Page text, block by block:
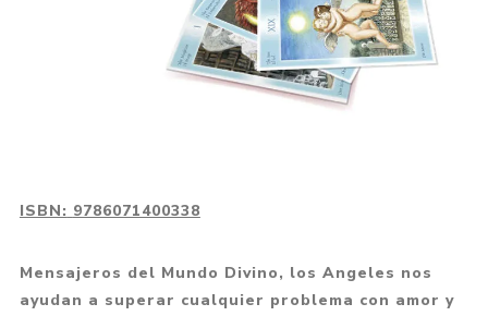
ISBN: 9786071400338
Mensajeros del Mundo Divino, los Angeles nos
ayudan a superar cualquier problema con amor y